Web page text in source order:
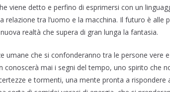
viene detto e perfino di esprimersi con un
relazione tra l’uomo e la macchina. Il futuro è alle
realtà che supera di gran lunga la fantasia.
umane che si confonderanno tra le persone vere
conoscerà mai i segni del tempo, uno spirito che
e tormenti, una mente pronta a rispondere